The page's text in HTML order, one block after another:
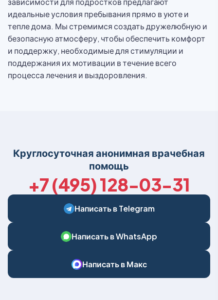
идеальные условия пребывания прямо в уюте и
тепле дома. Мы стремимся создать дружелюбную и
безопасную атмосферу, чтобы обеспечить комфорт
и поддержку, необходимые для стимуляции и
поддержания их мотивации в течение всего
процесса лечения и выздоровления.
Круглосуточная анонимная врачебная
помощь
+7 (495) 128-03-31
Написать в Telegram
Написать в WhatsApp
Написать в Макс